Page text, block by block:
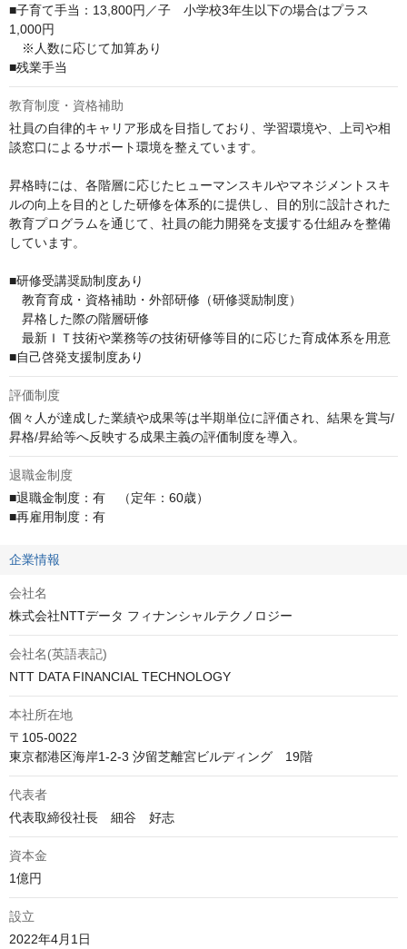
■子育て手当：13,800円／子　小学校3年生以下の場合はプラス
1,000円
※人数に応じて加算あり
■残業手当
教育制度・資格補助
社員の自律的キャリア形成を目指しており、学習環境や、上司や相
談窓口によるサポート環境を整えています。
昇格時には、各階層に応じたヒューマンスキルやマネジメントスキ
ルの向上を目的とした研修を体系的に提供し、目的別に設計された
教育プログラムを通じて、社員の能力開発を支援する仕組みを整備
しています。
■研修受講奨励制度あり
教育育成・資格補助・外部研修（研修奨励制度）
昇格した際の階層研修
最新ＩＴ技術や業務等の技術研修等目的に応じた育成体系を用意
■自己啓発支援制度あり
評価制度
個々人が達成した業績や成果等は半期単位に評価され、結果を賞与/
昇格/昇給等へ反映する成果主義の評価制度を導入。
退職金制度
■退職金制度：有　（定年：60歳）
■再雇用制度：有
企業情報
会社名
株式会社NTTデータ フィナンシャルテクノロジー
会社名(英語表記)
NTT DATA FINANCIAL TECHNOLOGY
本社所在地
〒105-0022
東京都港区海岸1-2-3 汐留芝離宮ビルディング　19階
代表者
代表取締役社長　細谷　好志
資本金
1億円
設立
2022年4月1日